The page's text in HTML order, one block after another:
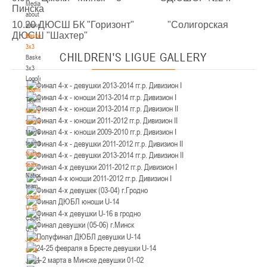
Media
about
basketball
Basketball
3x3
Basketball
3x3
Logo[modid=121]
Teams
Teams
Men's
teams
Men's
teams
National
team
National
team
Cadets
U-16
Cadets
U-16
Juniors
U-18
Juniors
IV тур – юноши 2014-2015 гг.р., Дивизион 2, 21-22 марта 2026 г., г. Минск, ул.
Уральская 3А
18-19.03.2026
U-16, девушки
IV тур – девушки 2010-2011 гг.р., дивизион 2, 18-19 марта 2026 г., г. Брест, ул.
ул. Ленинградская, 4
17-18.03.2026
Гродно
U-14, девушки
IV тур – девушки 2012-2013 гг.р., дивизион 2, 17-18 марта 2026 г., г. Гродно,
ул. Врублевского, 92
14-15.03.2026
U-16, девушки
III тур – девушки 2010-2011 гг.р., Дивизион 1, 14-15 марта 2026 г., г. Минск, ул.
Пинска
10.20 ДЮСШ БК "Горизонт" "Солигорская
ДЮСШ "Шахтер"
CHILDREN'S LIGUE GALLERY